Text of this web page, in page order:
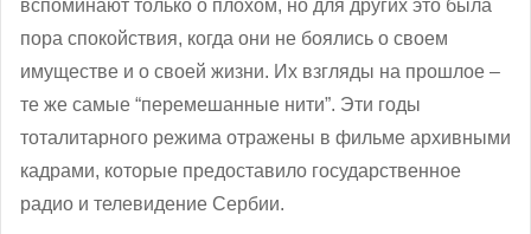
вспоминают только о плохом, но для других это была
пора спокойствия, когда они не боялись о своем
имуществе и о своей жизни. Их взгляды на прошлое –
те же самые “перемешанные нити”. Эти годы
тоталитарного режима отражены в фильме архивными
кадрами, которые предоставило государственное
радио и телевидение Сербии.